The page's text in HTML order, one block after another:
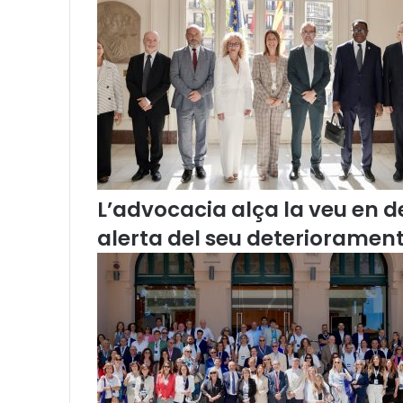
l
d
e
l
A
o
c
c
L’advocacia alça la veu en
alerta del seu